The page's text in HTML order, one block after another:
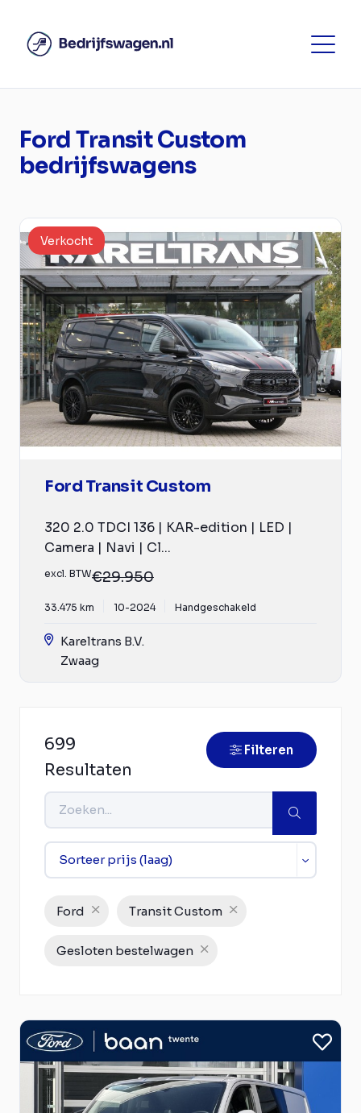
Ford Transit Custom
bedrijfswagens
Verkocht
Ford Transit Custom
320 2.0 TDCI 136 | KAR-edition | LED |
Camera | Navi | Cl...
excl. BTW€29.950
33.475 km 10-2024 Handgeschakeld
Kareltrans B.V.
Zwaag
699
Resultaten
Filteren
Ford Transit Custom
Gesloten bestelwagen